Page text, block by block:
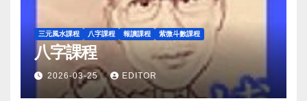
三元風水課程 八字課程 報讀課程 紫微斗數課程
八字課程
2026-03-25 EDITOR